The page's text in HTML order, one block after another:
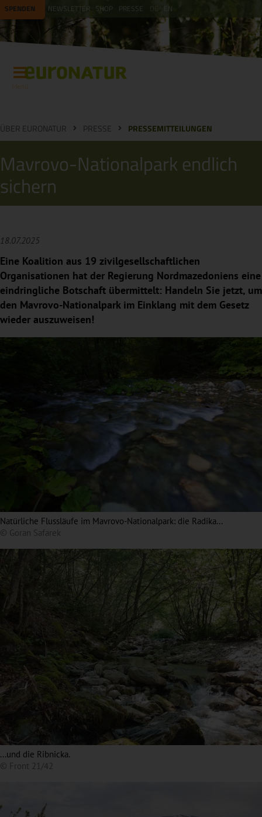
SPENDEN NEWSLETTER SHOP PRESSE EN
ÜBER EURONATUR PRESSE PRESSEMITTEILUNGEN
Mavrovo-Nationalpark endlich
sichern
18.07.2025
Eine Koalition aus 19 zivilgesellschaftlichen
Organisationen hat der Regierung Nordmazedoniens eine
eindringliche Botschaft übermittelt: Handeln Sie jetzt, um
den Mavrovo-Nationalpark im Einklang mit dem Gesetz
wieder auszuweisen!
Natürliche Flussläufe im Mavrovo-Nationalpark: die Radika...
© Goran Safarek
...und die Ribnicka.
© Front 21/42